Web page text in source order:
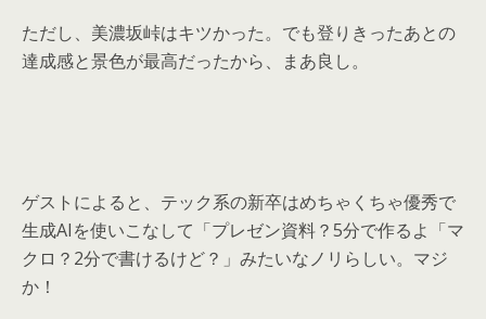
ただし、美濃坂峠はキツかった。でも登りきったあとの
達成感と景色が最高だったから、まあ良し。
ゲストによると、テック系の新卒はめちゃくちゃ優秀で
生成AIを使いこなして「プレゼン資料？5分で作るよ「マ
クロ？2分で書けるけど？」みたいなノリらしい。マジ
か！